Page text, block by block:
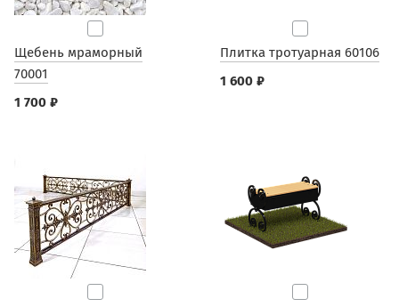
Щебень мраморный
70001
1 700 ₽
Плитка тротуарная 60106
1 600 ₽